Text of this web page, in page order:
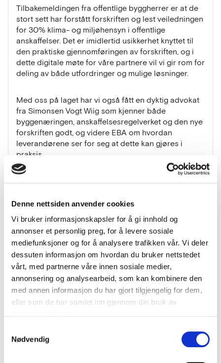
Denne nettsiden anvender cookies
Vi bruker informasjonskapsler for å gi innhold og
annonser et personlig preg, for å levere sosiale
mediefunksjoner og for å analysere trafikken vår. Vi deler
dessuten informasjon om hvordan du bruker nettstedet
vårt, med partnerne våre innen sosiale medier,
annonsering og analysearbeid, som kan kombinere den
med annen informasjon du har gjort tilgjengelig for dem,
eller som de har samlet inn gjennom din bruk av
Nødvendig
Tilbakemeldingen fra offentlige byggherrer er at de
stort sett har forstått forskriften og lest veiledningen
for 30% klima- og miljøhensyn i offentlige
anskaffelser. Det er imidlertid usikkerhet knyttet til
den praktiske gjennomføringen av forskriften, og i
dette digitale møte for våre partnere vil vi gir rom for
deling av både utfordringer og mulige løsninger.
Med oss på laget har vi også fått en dyktig advokat
fra Simonsen Vogt Wiig som kjenner både
byggenæringen, anskaffelsesregelverket og den nye
forskriften godt, og videre EBA om hvordan
leverandørene ser for seg at dette kan gjøres i
praksis.
Målgruppen for arrangementet er offentlige
fagperson inne området bygg- og anlegg.
NB! Arrangementet er av kapasitetshensyn kun for
programmets partnere
Lenke til digitalt møte blir sendt ut på e-post
samme dag.
Agenda